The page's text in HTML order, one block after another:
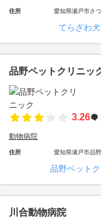
住所 愛知県瀬戸市さ
てらざわ
品野ペットクリニッ
3.26
動物病院
住所 愛知県瀬戸市品
品野ペット
川合動物病院